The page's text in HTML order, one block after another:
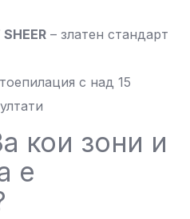
– златен стандарт
с над 15
кои зони и
е